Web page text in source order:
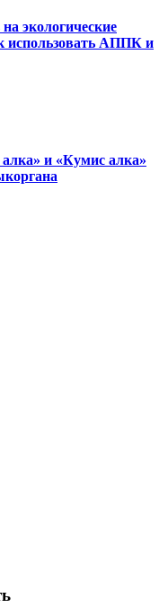
экологические
использовать АППК и
и «Кумис алка»